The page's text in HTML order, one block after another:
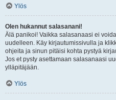
Ylös
Olen hukannut salasanani!
Älä panikoi! Vaikka salasanaasi ei
uudelleen. Käy kirjautumissivulla ja
ohjeita ja sinun pitäisi kohta pystyä
Jos et pysty asettamaan salasanaasi
ylläpitäjään.
Ylös